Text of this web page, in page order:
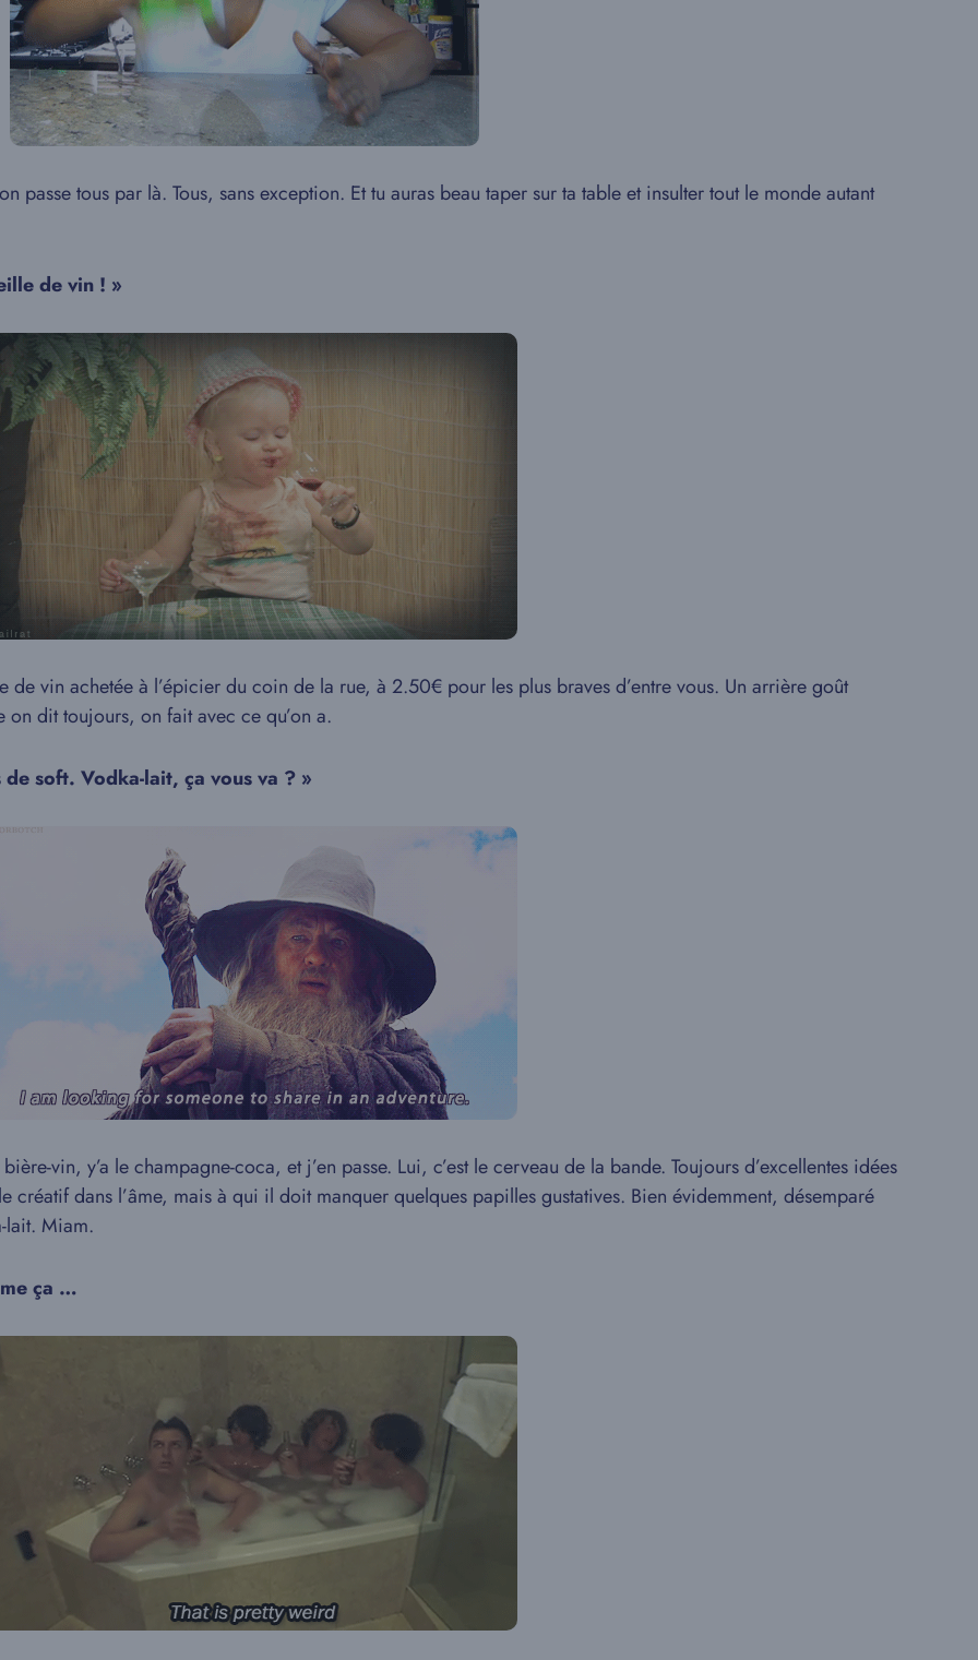
passe tous par là. Tous, sans exception. Et tu auras beau taper sur ta table et insulter tout le monde autant
de vin ! »
de vin achetée à l’épicier du coin de la rue, à 2.50€ pour les plus braves d’entre vous. Un arrière goût
dit toujours, on fait avec ce qu’on a.
soft. Vodka-lait, ça vous va ? »
vin, y’a le champagne-coca, et j’en passe. Lui, c’est le cerveau de la bande. Toujours d’excellentes idées
créatif dans l’âme, mais à qui il doit manquer quelques papilles gustatives. Bien évidemment, désemparé
lait. Miam.
ça …